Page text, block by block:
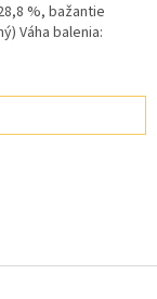
%, bažantie
Váha balenia: